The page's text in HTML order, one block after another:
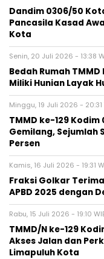
Dandim 0306/50
Pancasila Kasad
Kota
Senin, 20 Juli 2026 - 13:38
Bedah Rumah
Miliki Hunian Layak
Minggu, 19 Juli 2026 - 20:31
TMMD ke-129
Gemilang, Sejumlah
Persen
Kamis, 16 Juli 2026 - 19:31
Fraksi Golkar
APBD 2025 dengan
Rabu, 15 Juli 2026 - 19:10
TMMD/N ke-129
Akses Jalan dan
Limapuluh Kota